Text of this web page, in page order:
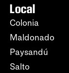
Local
Colonia
Maldonado
Paysandú
Salto